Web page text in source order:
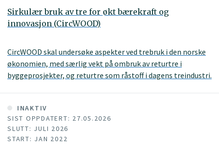
Sirkulær bruk av tre for økt bærekraft og
innovasjon (CircWOOD)
CircWOOD skal undersøke aspekter ved trebruk i den norske
økonomien, med særlig vekt på ombruk av returtre i
byggeprosjekter, og returtre som råstoff i dagens treindustri.
INAKTIV
SIST OPPDATERT: 27.05.2026
SLUTT: JULI 2026
START: JAN 2022